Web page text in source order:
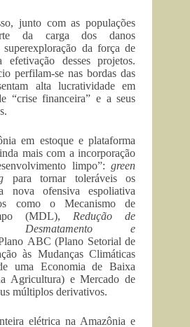
junto com as populações
da carga dos danos
da força de
desses projetos.
perfilam-se nas bordas das
alta lucratividade em
“crise financeira” e a seus
em estoque e plataforma
mais com a incorporação
limpo”:green
para tornar toleráveis os
nova ofensiva espoliativa
como o Mecanismo de
(MDL), Redução de
e
ABC (Plano Setorial de
às Mudanças Climáticas
uma Economia de Baixa
Agricultura) e Mercado de
múltiplos derivativos.
elétrica na Amazônia e